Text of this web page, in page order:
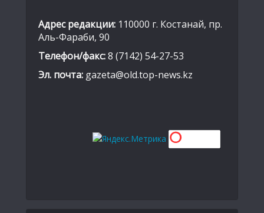
Адрес редакции: 110000 г. Костанай, пр.
Аль-Фараби, 90
Телефон/факс:8 (7142) 54-27-53
Эл. почта: gazeta@old.top-news.kz